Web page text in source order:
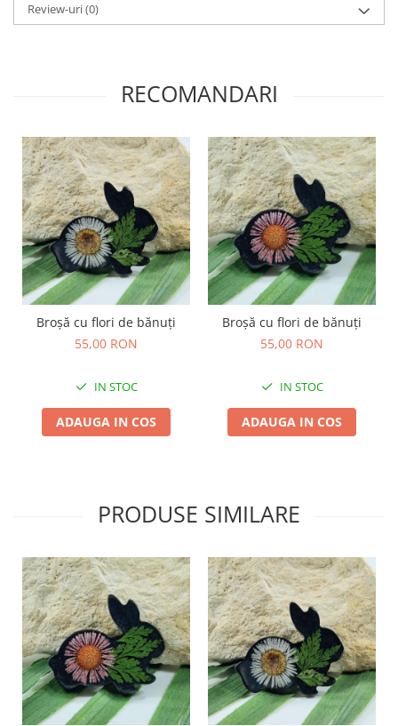
Săculeț de depozitare pentru pâine
Șervețel ecologic pentru sandiș
Săculeț pentru ronțăieli
Capac textil pentru vase și farfurii
Prosop de bucătărie "NU-hârtie"
Suport pentru tacâmuri de
călătorie
Sac reutilizabil pentru fructe și
legume
Card cadou
Accesorii tricotate
Decor Crăciun
TOATE Produsele Zero Waste
TOATE Produsele Personalizate
Review-uri(0)
RECOMANDARI
Broșă cu flori de bănuți
55,00 RON
IN STOC
ADAUGA IN COS
Broșă cu flori de bănuți
55,00 RON
IN STOC
ADAUGA IN COS
PRODUSE SIMILARE